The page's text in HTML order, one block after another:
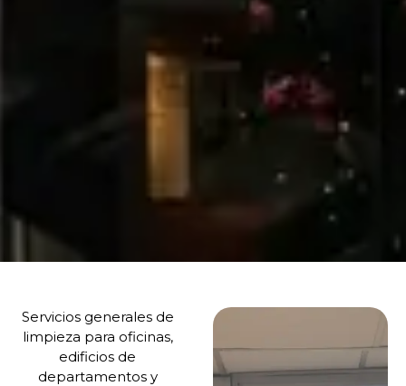
Servicios generales de
limpieza para oficinas,
edificios de
departamentos y